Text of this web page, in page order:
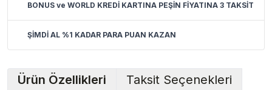
BONUS ve WORLD KREDİ KARTINA PEŞİN FİYATINA 3 TAKSİT
ŞİMDİ AL %1 KADAR PARA PUAN KAZAN
Ürün Özellikleri Taksit Seçenekleri